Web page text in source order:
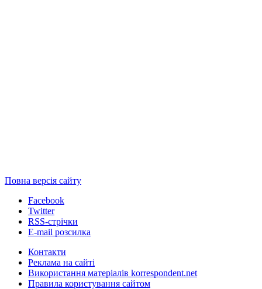
Повна версія сайту
Facebook
Twitter
RSS-стрічки
E-mail розсилка
Контакти
Реклама на сайті
Використання матеріалів korrespondent.net
Правила користування сайтом